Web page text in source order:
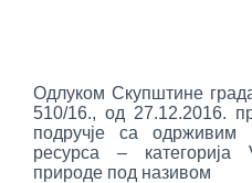
Одлуком Скупштине
510/16., од 27.12.2016.
подручје са одрживим
ресурса – категорија
природе под називом